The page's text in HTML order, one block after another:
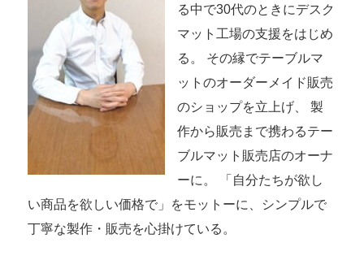
る中で30代のときにデスク
マット工場の支援をはじめ
る。 その縁でテーブルマ
ットのオーダーメイド販売
のショップを立上げ、 製
作から販売まで携わるテー
ブルマット販売店のオーナ
ーに。 「自分たちが欲し
い商品を欲しい価格で」をモットーに、シンプルで
丁寧な製作・販売を心掛けている。